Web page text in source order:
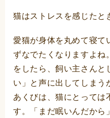
猫はストレスを感じたと
愛猫が身体を丸めて寝て
ずなでたくなりますよね
をしたら、飼い主さんと
い」と声に出してしまう
あくびは、猫にとっては
す。「まだ眠いんだから